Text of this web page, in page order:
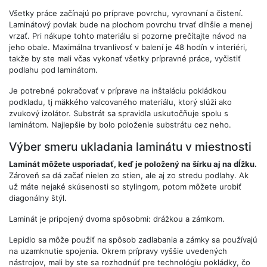
Všetky práce začínajú po príprave povrchu, vyrovnaní a čistení.
Laminátový povlak bude na plochom povrchu trvať dlhšie a menej
vrzať. Pri nákupe tohto materiálu si pozorne prečítajte návod na
jeho obale. Maximálna trvanlivosť v balení je 48 hodín v interiéri,
takže by ste mali včas vykonať všetky prípravné práce, vyčistiť
podlahu pod laminátom.
Je potrebné pokračovať v príprave na inštaláciu pokládkou
podkladu, tj mäkkého valcovaného materiálu, ktorý slúži ako
zvukový izolátor. Substrát sa spravidla uskutočňuje spolu s
laminátom. Najlepšie by bolo položenie substrátu cez neho.
Výber smeru ukladania laminátu v miestnosti
Laminát môžete usporiadať, keď je položený na šírku aj na dĺžku.
Zároveň sa dá začať nielen zo stien, ale aj zo stredu podlahy. Ak
už máte nejaké skúsenosti so stylingom, potom môžete urobiť
diagonálny štýl.
Laminát je pripojený dvoma spôsobmi: drážkou a zámkom.
Lepidlo sa môže použiť na spôsob zadlabania a zámky sa používajú
na uzamknutie spojenia. Okrem prípravy vyššie uvedených
nástrojov, mali by ste sa rozhodnúť pre technológiu pokládky, čo